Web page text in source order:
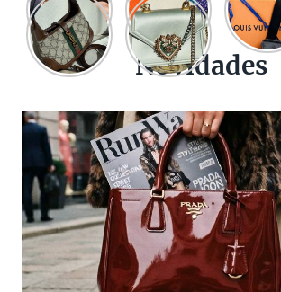
Novidades